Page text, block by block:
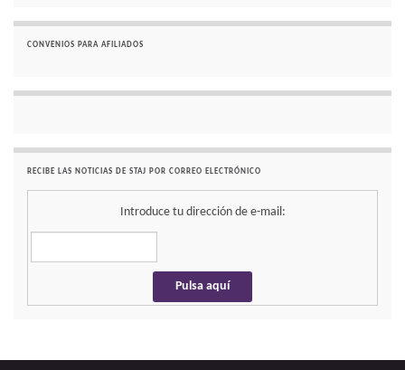
CONVENIOS PARA AFILIADOS
RECIBE LAS NOTICIAS DE STAJ POR CORREO ELECTRÓNICO
Introduce tu dirección de e-mail: